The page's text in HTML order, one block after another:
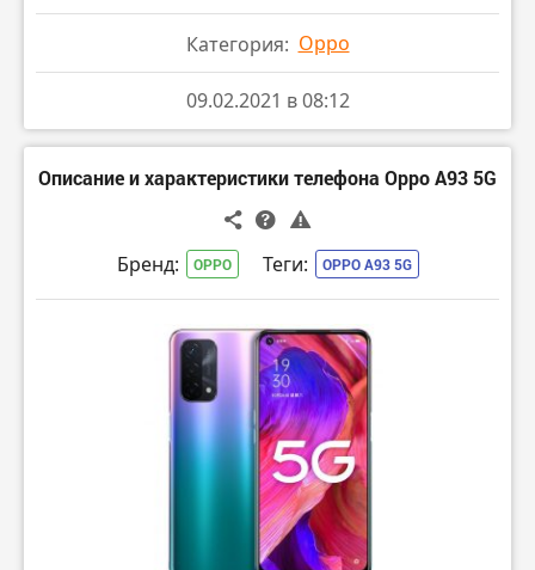
Категория: Oppo
09.02.2021 в 08:12
Описание и характеристики телефона Oppo A93 5G
Бренд: OPPO Теги: OPPO A93 5G